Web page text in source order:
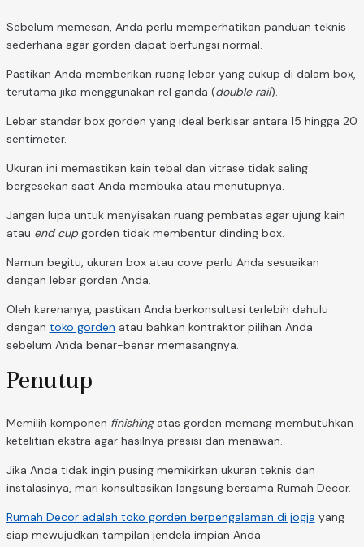
Sebelum memesan, Anda perlu memperhatikan panduan teknis
sederhana agar gorden dapat berfungsi normal.
Pastikan Anda memberikan ruang lebar yang cukup di dalam box,
terutama jika menggunakan rel ganda (double rail).
Lebar standar box gorden yang ideal berkisar antara 15 hingga 20
sentimeter.
Ukuran ini memastikan kain tebal dan vitrase tidak saling
bergesekan saat Anda membuka atau menutupnya.
Jangan lupa untuk menyisakan ruang pembatas agar ujung kain
atau end cupgorden tidak membentur dinding box.
Namun begitu, ukuran box atau cove perlu Anda sesuaikan
dengan lebar gorden Anda.
Oleh karenanya, pastikan Anda berkonsultasi terlebih dahulu
dengan toko gorden atau bahkan kontraktor pilihan Anda
sebelum Anda benar-benar memasangnya.
Penutup
Memilih komponen finishingatas gorden memang membutuhkan
ketelitian ekstra agar hasilnya presisi dan menawan.
Jika Anda tidak ingin pusing memikirkan ukuran teknis dan
instalasinya, mari konsultasikan langsung bersama Rumah Decor.
Rumah Decor adalah toko gorden berpengalaman di jogja yang
siap mewujudkan tampilan jendela impian Anda.